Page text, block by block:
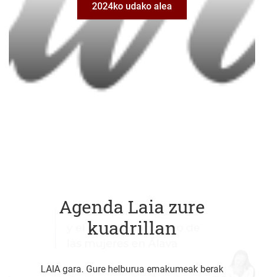
2024ko udako alea
Agenda Laia zure
kuadrillan
LAIA gara. Gure helburua emakumeak berak